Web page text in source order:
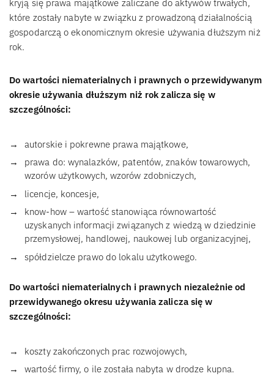
kryją się prawa majątkowe zaliczane do aktywów trwałych,
które zostały nabyte w związku z prowadzoną działalnością
gospodarczą o ekonomicznym okresie używania dłuższym niż
rok.
Do wartości niematerialnych i prawnych o przewidywanym
okresie używania dłuższym niż rok zalicza się w
szczególności:
autorskie i pokrewne prawa majątkowe,
prawa do: wynalazków, patentów, znaków towarowych,
wzorów użytkowych, wzorów zdobniczych,
licencje, koncesje,
know-how – wartość stanowiąca równowartość
uzyskanych informacji związanych z wiedzą w dziedzinie
przemysłowej, handlowej, naukowej lub organizacyjnej,
spółdzielcze prawo do lokalu użytkowego.
Do wartości niematerialnych i prawnych niezależnie od
przewidywanego okresu używania zalicza się w
szczególności:
koszty zakończonych prac rozwojowych,
wartość firmy, o ile została nabyta w drodze kupna.